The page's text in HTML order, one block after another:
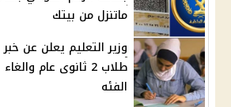
ماتنزل من بيتك
وزير التعليم يعلن عن
طلاب 2 ثانوى عام
الفئه